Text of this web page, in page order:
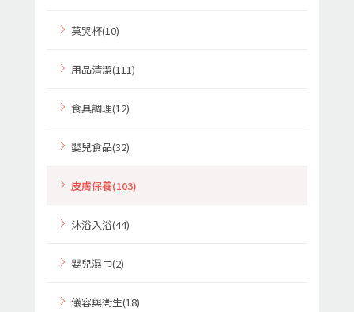
莫哭杯(10)
用品清潔(111)
食具調理(12)
嬰兒食品(32)
皮膚保養(103)
沐浴入浴(44)
嬰兒濕巾(2)
儀容與衛生(18)